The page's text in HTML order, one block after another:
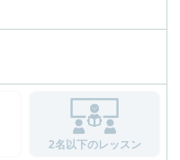
2名以下のレッスン